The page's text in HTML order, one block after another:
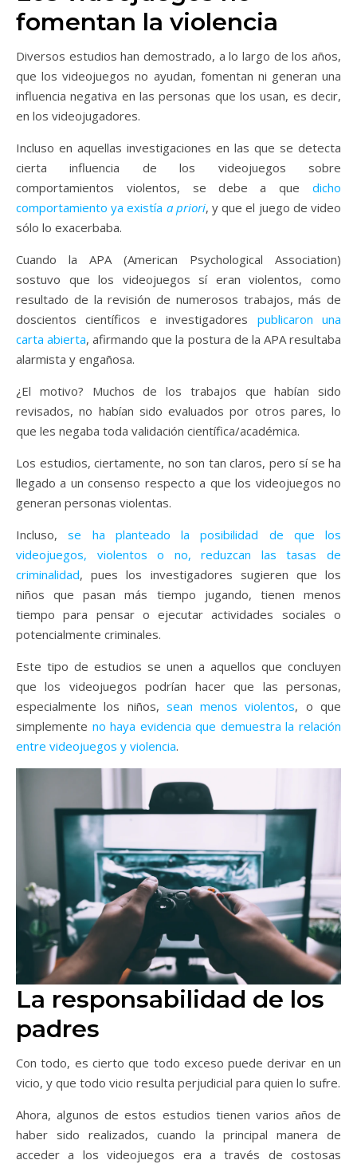
fomentan la violencia
Diversos estudios han demostrado, a lo largo de los años,
que los videojuegos no ayudan, fomentan ni generan una
influencia negativa en las personas que los usan, es decir,
en los videojugadores.
Incluso en aquellas investigaciones en las que se detecta
cierta influencia de los videojuegos sobre
comportamientos violentos, se debe a que dicho
comportamiento ya existía a priori, y que el juego de video
sólo lo exacerbaba.
Cuando la APA (American Psychological Association)
sostuvo que los videojuegos sí eran violentos, como
resultado de la revisión de numerosos trabajos, más de
doscientos científicos e investigadores publicaron una
carta abierta, afirmando que la postura de la APA resultaba
alarmista y engañosa.
¿El motivo? Muchos de los trabajos que habían sido
revisados, no habían sido evaluados por otros pares, lo
que les negaba toda validación científica/académica.
Los estudios, ciertamente, no son tan claros, pero sí se ha
llegado a un consenso respecto a que los videojuegos no
generan personas violentas.
Incluso,se ha planteado la posibilidad de que los
videojuegos, violentos o no, reduzcan las tasas de
criminalidad, pues los investigadores sugieren que los
niños que pasan más tiempo jugando, tienen menos
tiempo para pensar o ejecutar actividades sociales o
potencialmente criminales.
Este tipo de estudios se unen a aquellos que concluyen
que los videojuegos podrían hacer que las personas,
especialmente los niños, sean menos violentos, o que
simplemente no haya evidencia que demuestra la relación
entre videojuegos y violencia.
La responsabilidad de los
padres
Con todo, es cierto que todo exceso puede derivar en un
vicio, y que todo vicio resulta perjudicial para quien lo sufre.
Ahora, algunos de estos estudios tienen varios años de
haber sido realizados, cuando la principal manera de
acceder a los videojuegos era a través de costosas